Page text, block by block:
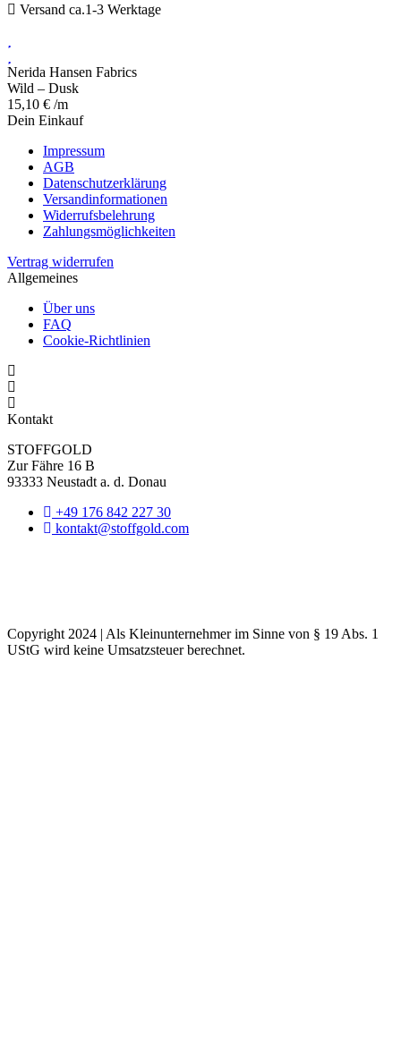
Versand ca.1-3 Werktage
Nerida Hansen Fabrics
Wild – Dusk
15,10 € /m
Dein Einkauf
Impressum
AGB
Datenschutzerklärung
Versandinformationen
Widerrufsbelehrung
Zahlungsmöglichkeiten
Vertrag widerrufen
Allgemeines
Über uns
FAQ
Cookie-Richtlinien
Kontakt
STOFFGOLD
Zur Fähre 16 B
93333 Neustadt a. d. Donau
+49 176 842 227 30
kontakt@stoffgold.com
Copyright 2024 | Als Kleinunternehmer im Sinne von § 19 Abs. 1
UStG wird keine Umsatzsteuer berechnet.